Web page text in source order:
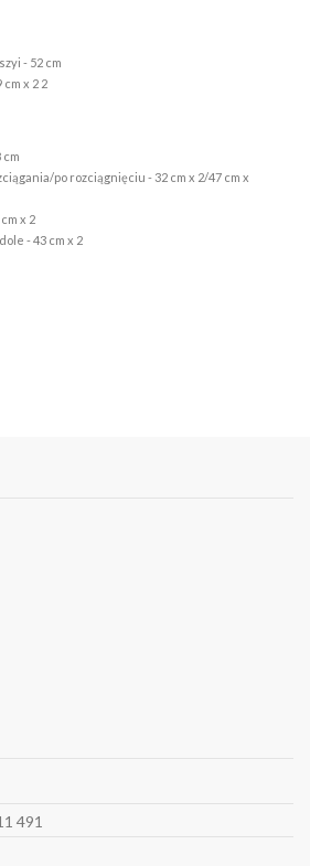
- 52 cm
cm x 2 2
cm
po rozciągnięciu - 32 cm x 2/47 cm x
x 2
- 43 cm x 2
491